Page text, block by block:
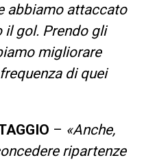
abbiamo attaccato
il gol. Prendo gli
migliorare
di quei
– «Anche,
ripartenze